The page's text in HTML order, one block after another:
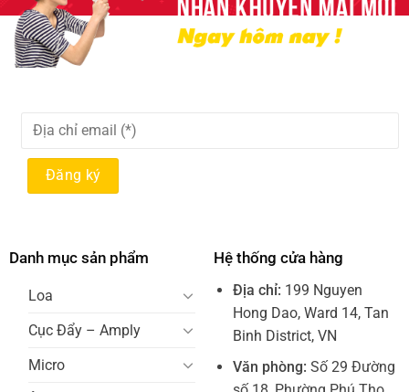
Danh mục sản phẩm
Loa
Cục Đẩy – Amply
Micro
Hệ thống cửa hàng
Địa chỉ: 199 Nguyen
Hong Dao, Ward 14, Tan
Binh District, VN
Văn phòng: Số 29 Đường